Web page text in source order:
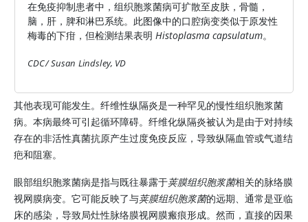
在免疫抑制患者中，组织胞浆菌病可扩散至皮肤，骨髓，
脑，肝，脾和淋巴系统。此图像中的口腔病变类似于原发性
梅毒的下疳，但检测结果表明 Histoplasma capsulatum。
CDC/ Susan Lindsley, VD
其他表现可能发生。纤维性纵隔炎是一种罕见的慢性组织胞浆菌
病。本病最终可引起循环障碍。纤维化纵隔炎被认为是由于对持续
存在的非活性真菌抗原产生过度免疫反应，导致纵隔血管或气道结
疤和阻塞。
眼部组织胞浆菌病是指与既往暴露于荚膜组织胞浆菌相关的脉络膜
视网膜病变。它可能反映了与荚膜组织胞浆菌的远期、通常是亚临
床的感染，导致局灶性脉络膜视网膜瘢痕形成。然而，直接的因果